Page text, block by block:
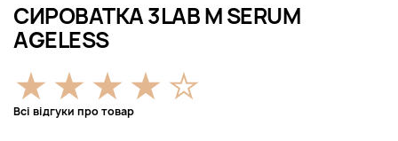
СИРОВАТКА 3LAB M SERUM
AGELESS
Всі відгуки про товар